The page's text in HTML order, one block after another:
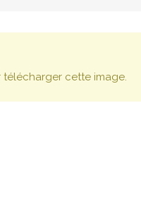
cette image.